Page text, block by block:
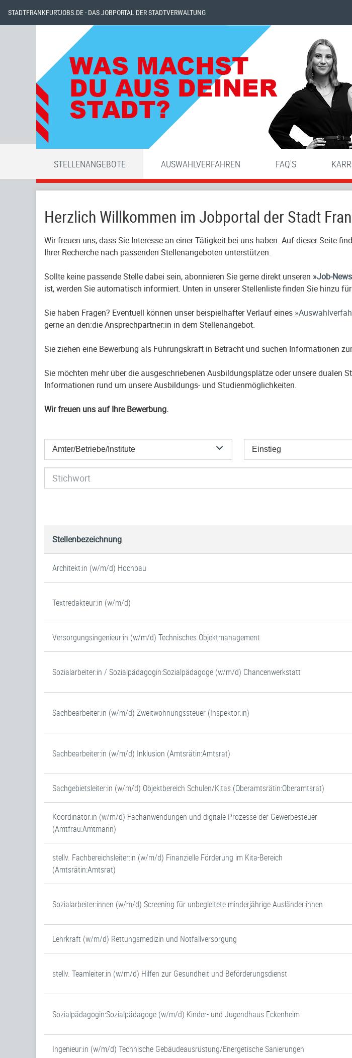
STADTFRANKFURTJOBS.DE - DAS JOBPORTAL DER STADTVERWALTUNG
STELLENANGEBOTE AUSWAHLVERFAHREN FAQ'S
Herzlich Willkommen im Jobportal der Stadt
Wir freuen uns, dass Sie Interesse an einer Tätigkeit bei uns haben. Auf dieser Seite
Ihrer Recherche nach passenden Stellenangeboten unterstützen.
Sollte keine passende Stelle dabei sein, abonnieren Sie gerne direkt unseren Job-
ist, werden Sie automatisch informiert. Unten in unserer Stellenliste finden Sie hinzu
Sie haben Fragen? Eventuell können unser beispielhafter Verlauf eines
gerne an den:die Ansprechpartner:in in dem Stellenangebot.
Sie ziehen eine Bewerbung als Führungskraft in Betracht und suchen Informationen
Sie möchten mehr über die ausgeschriebenen Ausbildungsplätze oder unsere dualen
Informationen rund um unsere Ausbildungs- und Studienmöglichkeiten.
Wir freuen uns auf Ihre Bewerbung.
Ämter/Betriebe/Institute Einstieg
Stellenbezeichnung
Architekt:in (w/m/d) Hochbau
Textredakteur:in (w/m/d)
Versorgungsingenieur:in (w/m/d) Technisches Objektmanagement
Sozialarbeiter:in / Sozialpädagogin:Sozialpädagoge (w/m/d) Chancenwerkstatt
Sachbearbeiter:in (w/m/d) Zweitwohnungssteuer (Inspektor:in)
Sachbearbeiter:in (w/m/d) Inklusion (Amtsrätin:Amtsrat)
Sachgebietsleiter:in (w/m/d) Objektbereich Schulen/Kitas (Oberamtsrätin:Oberamtsrat)
Koordinator:in (w/m/d) Fachanwendungen und digitale Prozesse der Gewerbesteuer
(Amtfrau:Amtmann)
stellv. Fachbereichsleiter:in (w/m/d) Finanzielle Förderung im Kita-Bereich
(Amtsrätin:Amtsrat)
Sozialarbeiter:innen (w/m/d) Screening für unbegleitete minderjährige Ausländer:innen
Lehrkraft (w/m/d) Rettungsmedizin und Notfallversorgung
stellv. Teamleiter:in (w/m/d) Hilfen zur Gesundheit und Beförderungsdienst
Sozialpädagogin:Sozialpädagoge (w/m/d) Kinder- und Jugendhaus Eckenheim
Ingenieur:in (w/m/d) Technische Gebäudeausrüstung/Energetische Sanierungen